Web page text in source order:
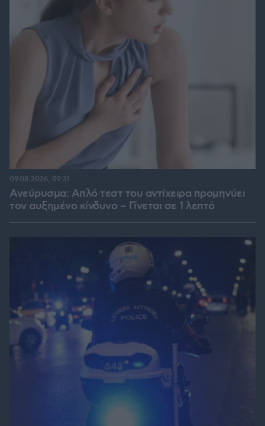
Ανεύρυσμα: Απλό τεστ του αντίχειρα προμηνύει
τον αυξημένο κίνδυνο – Γίνεται σε 1 λεπτό
09.08.2026, 09:31